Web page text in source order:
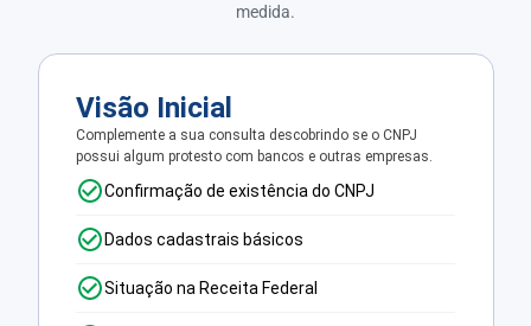
medida.
Visão Inicial
Complemente a sua consulta descobrindo se o CNPJ
possui algum protesto com bancos e outras empresas.
Confirmação de existência do CNPJ
Dados cadastrais básicos
Situação na Receita Federal